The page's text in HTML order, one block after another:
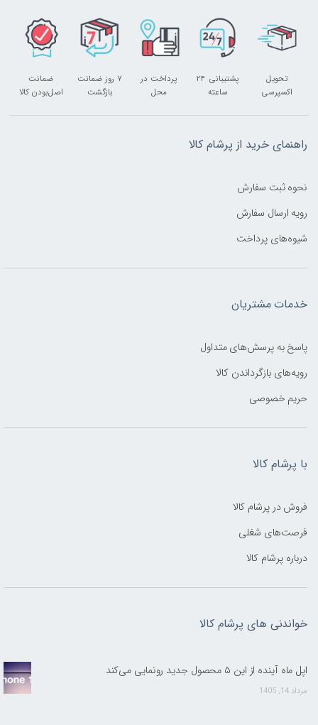
تحویل
اکسپرسی
پشتیبانی ۲۴
ساعته
پرداخت در
محل
۷ روز ضمانت
بازگشت
ضمانت
اصل‌بودن کالا
راهنمای خرید از پرشام کالا
نحوه ثبت سفارش
رویه ارسال سفارش
شیوه‌های پرداخت
خدمات مشتریان
پاسخ به پرسش‌های متداول
رویه‌های بازگرداندن کالا
حریم خصوصی
با پرشام کالا
فروش در پرشام کالا
فرصت‌های شغلی
درباره پرشام کالا
خواندنی های پرشام کالا
اپل ماه آینده از این ۵ محصول جدید رونمایی می‌کند
مرداد 14, 1405